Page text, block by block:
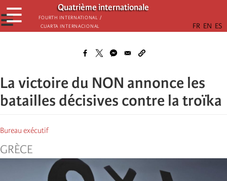
Aller
au
contenu
Quatrième internationale
Fourth International /
Cuarta Internacional
☰
☰
La victoire du NON annonce les
batailles décisives contre la troïka
Bureau exécutif
GRÈCE